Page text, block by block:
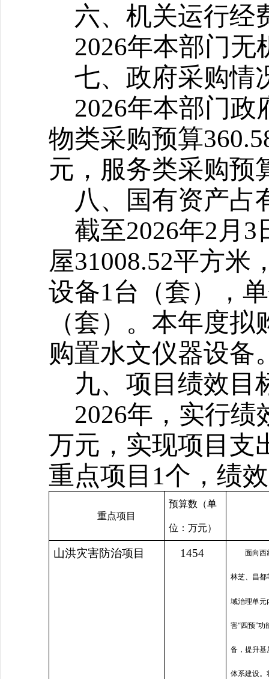
六、机关运行经
2026年本部门无
七、政府采购情
2026年本部门政
物类采购预算
元，服务类采购预
八、国有资产占
截至2026年2月
屋31008.52平方米
设备1台（套），
（套）。本年度
购置水文仪器设备
九、项目绩效目
2026年，实行绩
万元，实现项目支
重点项目1个，绩
重点项目
预算数（单
位：万元）
山洪灾害防治项目 1454 面向西
林芝、昌都
域治理单元
害“四预”
备，提升基
体系建设。